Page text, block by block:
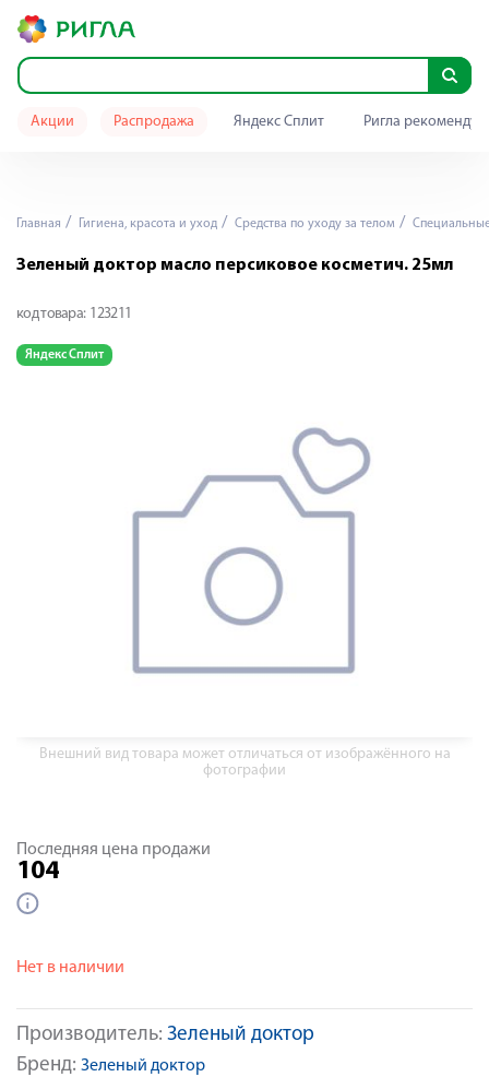
Акции Распродажа Яндекс Сплит Ригла
Главная Гигиена, красота и уход Средства по уходу за телом
Зеленый доктор масло персиковое косметич. 25мл
код товара: 123211
Яндекс Сплит
Внешний вид товара может отличаться от изображённого на
фотографии
Производитель: Зеленый доктор
Бренд: Зеленый доктор
Последняя цена продажи
104
Нет в наличии